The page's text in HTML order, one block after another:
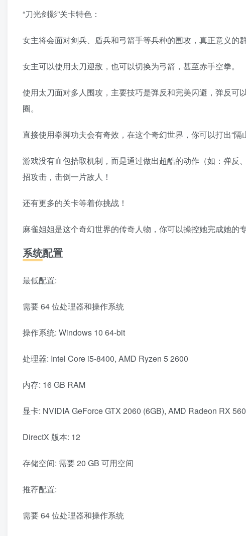
“刀光剑影”关卡特色：
女主将会面对剑兵、盾兵和弓箭手等兵种的围攻，真正意义的
女主可以使用太刀迎敌，也可以切换为弓箭，甚至赤手空拳。
使用太刀面对多人围攻，主要技巧是弹反和完美闪避，弹反
圈。
直接使用拳脚功夫会有奇效，在这个奇幻世界，你可以打出“隔
游戏没有血包拾取机制，而是通过做出超酷的动作（如：弹
招攻击，击倒一片敌人！
还有更多的关卡等着你挑战！
麻雀姐姐是这个奇幻世界的传奇人物，你可以操控她完成她的
系统配置
最低配置:
需要 64 位处理器和操作系统
操作系统: Windows 10 64-bit
处理器: Intel Core i5-8400, AMD Ryzen 5 2600
内存: 16 GB RAM
显卡: NVIDIA GeForce GTX 2060 (6GB), AMD Radeon RX
DirectX 版本: 12
存储空间: 需要 20 GB 可用空间
推荐配置:
需要 64 位处理器和操作系统